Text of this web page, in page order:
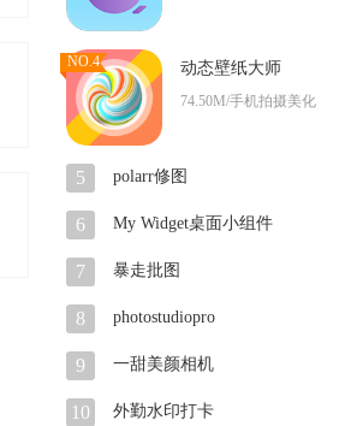
NO.4 动态壁纸大师
74.50M/手机拍摄美化
5 polarr修图
6 My Widget桌面小组件
7 暴走批图
8 photostudiopro
9 一甜美颜相机
10 外勤水印打卡